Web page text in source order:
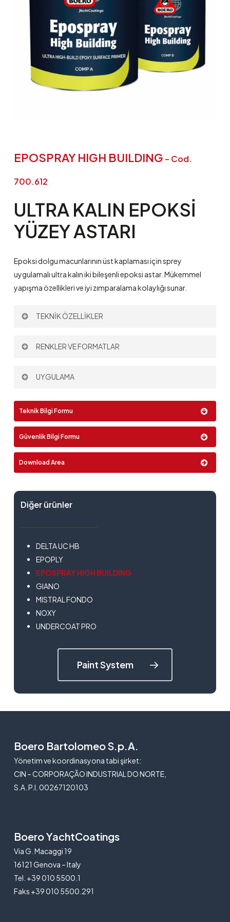
EPOSPRAY HIGH BUILDING – Cod.
700.612
ULTRA KALIN EPOKSI
YÜZEYASTARI
Epoksi dolgu macunlarının üst kaplaması için sprey
uygulamalı ultra kalın iki bileşenli epoksi astar. Mükemmel
yapışma özellikleri ve iyi zımparalama kolaylığı sunar.
TEKNİK ÖZELLİKLER
Teorik Kaplama Oranı:
Hacimsel Karışım Oranı:
RENKLER VE FORMATLAR
Renk:
Format:
4 Lt
UYGULAMA
Teknik Bilgi Formu
Güvenlik Bilgi Formu
Download Area
Diğer ürünler
DELTA UC HB
EPOPLY
EPOSPRAY HIGH BUILDING
GIANO
MISTRAL FONDO
NOXY
UNDERCOAT PRO
Paint System
Boero Bartolomeo S.p.A.
Yönetim ve koordinasyona tabi şirket:
CIN – CORPORAÇÃO INDUSTRIAL DO NORTE,
S.A. P.I. 00267120103
Boero YachtCoatings
Via G. Macaggi 19
16121 Genova – Italy
Tel. +39 010 5500.1
Faks +39 010 5500.291